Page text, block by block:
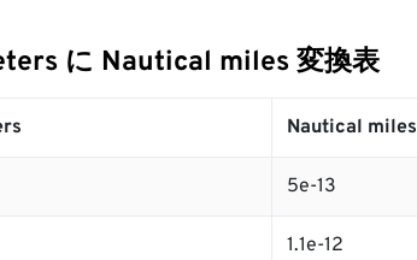
に Nautical miles 変換表
Nautical miles
5e-13
1.1e-12